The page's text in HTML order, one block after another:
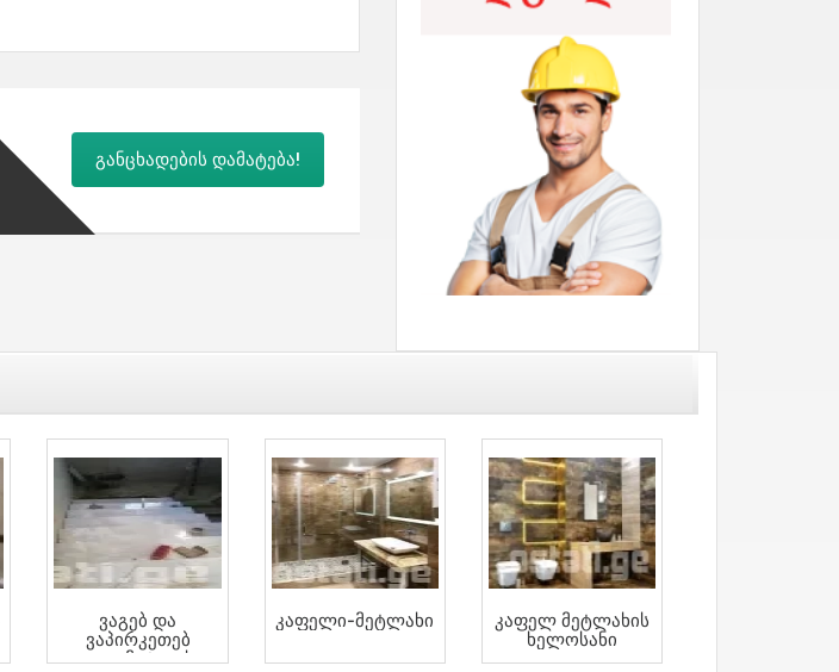
განცხადების დამატება!
Ვაგებ Და
Ვაპირკეთებ
Კაფელ Მეტლახით
Კაფელი-Მეტლახი
Კაფელ Მეტლახის
Ხელოსანი